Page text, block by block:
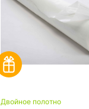
Двойное полотно